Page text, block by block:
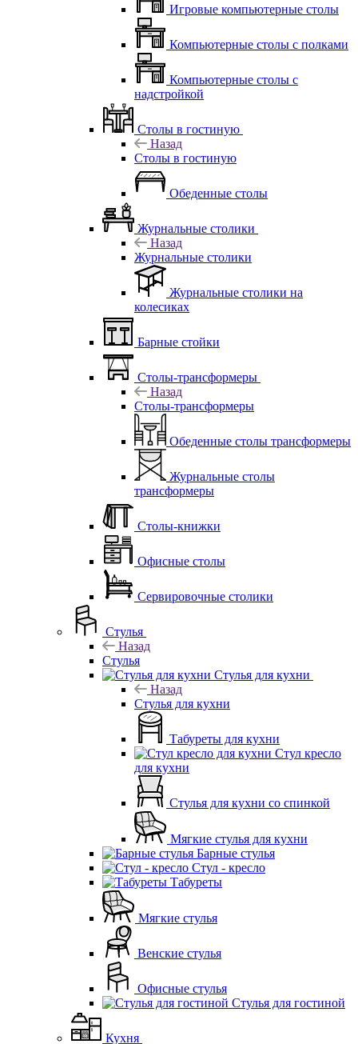
Игровые компьютерные столы
Компьютерные столы с полками
Компьютерные столы с
надстройкой
Столы в гостиную
Назад
Столы в гостиную
Обеденные столы
Журнальные столики
Назад
Журнальные столики
Журнальные столики на
колесиках
Барные стойки
Столы-трансформеры
Назад
Столы-трансформеры
Обеденные столы трансформеры
Журнальные столы
трансформеры
Столы-книжки
Офисные столы
Сервировочные столики
Стулья
Назад
Стулья
Стулья для кухни
Назад
Стулья для кухни
Табуреты для кухни
Стул кресло
для кухни
Стулья для кухни со спинкой
Мягкие стулья для кухни
Барные стулья
Стул - кресло
Табуреты
Мягкие стулья
Венские стулья
Офисные стулья
Стулья для гостиной
Кухня